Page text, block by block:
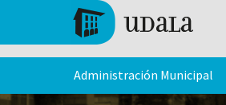
Pasar al contenido principal
Administración Municipal